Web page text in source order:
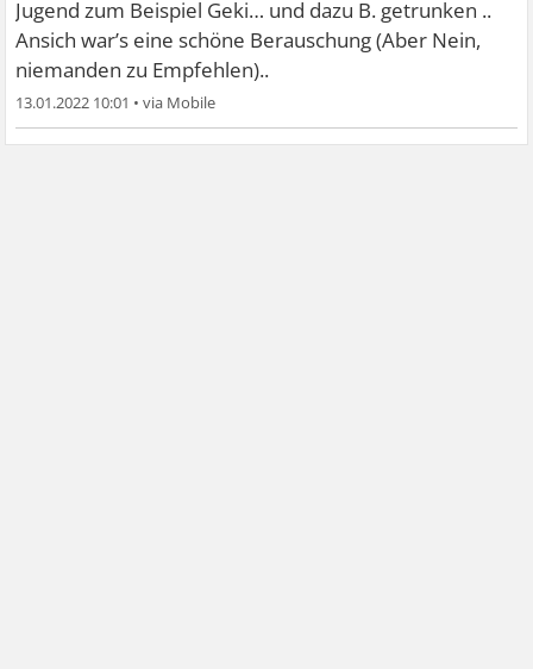
Jugend zum Beispiel Geki… und dazu B. getrunken ..
Ansich war’s eine schöne Berauschung (Aber Nein,
niemanden zu Empfehlen)..
13.01.2022 10:01 •